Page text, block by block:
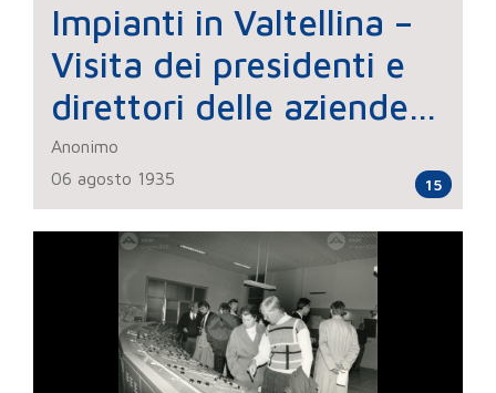
Impianti in Valtellina –
Visita dei presidenti e
direttori delle aziende
elettriche
municipalizzate – Sosta
al Soggiorno alpino di
Cancano
Anonimo
06 agosto 1935
15